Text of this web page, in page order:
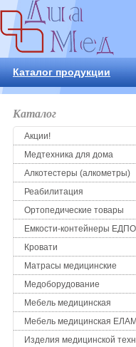
Каталог продукции
Каталог
Акции!
Медтехника для дома
Алкотестеры (алкометры)
Реабилитация
Ортопедические товары
Емкости-контейнеры
Кровати
Матрасы медицинские
Медоборудование
Мебель медицинская
Мебель медицинская
Изделия медицинской